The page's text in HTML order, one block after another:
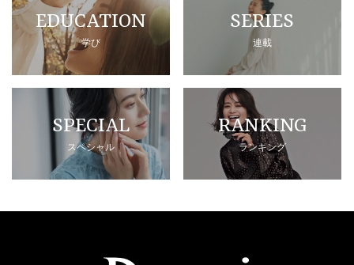
EDUCATION
学び
SERIES
連載
SPECIAL
スペシャル
RANKING
ランキング